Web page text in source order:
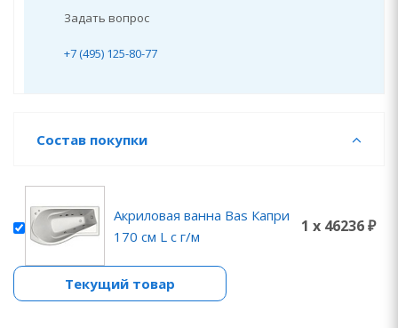
Задать вопрос
+7 (495) 125-80-77
Состав покупки
Акриловая ванна Bas Капри
170 см L с г/м
1 x 46236 ₽
Текущий товар